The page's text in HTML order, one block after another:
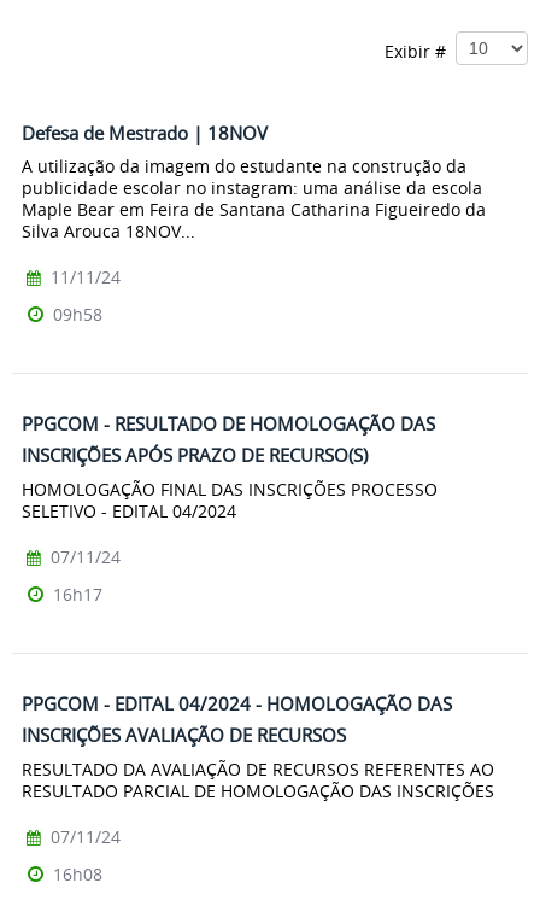
Exibir #
Defesa de Mestrado | 18NOV
A utilização da imagem do estudante na construção da
publicidade escolar no instagram: uma análise da escola
Maple Bear em Feira de Santana Catharina Figueiredo da
Silva Arouca 18NOV...
11/11/24
09h58
PPGCOM - RESULTADO DE HOMOLOGAÇÃO DAS
INSCRIÇÕES APÓS PRAZO DE RECURSO(S)
HOMOLOGAÇÃO FINAL DAS INSCRIÇÕES PROCESSO
SELETIVO - EDITAL 04/2024
07/11/24
16h17
PPGCOM - EDITAL 04/2024 - HOMOLOGAÇÃO DAS
INSCRIÇÕES AVALIAÇÃO DE RECURSOS
RESULTADO DA AVALIAÇÃO DE RECURSOS REFERENTES AO
RESULTADO PARCIAL DE HOMOLOGAÇÃO DAS INSCRIÇÕES
07/11/24
16h08